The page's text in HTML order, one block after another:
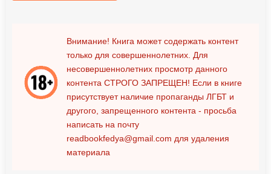
Внимание! Книга может содержать контент
только для совершеннолетних. Для
несовершеннолетних просмотр данного
контента СТРОГО ЗАПРЕЩЕН! Если в книге
присутствует наличие пропаганды ЛГБТ и
другого, запрещенного контента - просьба
написать на почту
readbookfedya@gmail.com для удаления
материала